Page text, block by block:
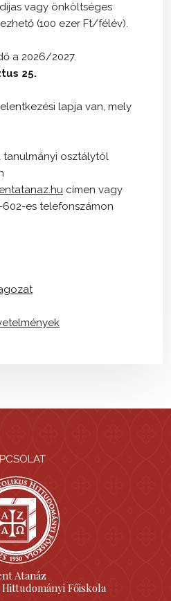
vagy önköltséges
(100 ezer Ft/félév).
a 2026/2027.
25.
lapja van, mely
osztálytól
címen vagy
es telefonszámon
Atanáz
Főiskola